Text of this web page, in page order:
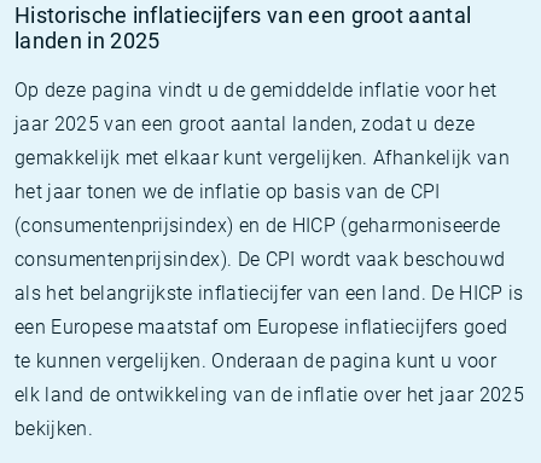
Historische inflatiecijfers van een groot aantal
landen in 2025
Op deze pagina vindt u de gemiddelde inflatie voor het
jaar 2025 van een groot aantal landen, zodat u deze
gemakkelijk met elkaar kunt vergelijken. Afhankelijk van
het jaar tonen we de inflatie op basis van de CPI
(consumentenprijsindex) en de HICP (geharmoniseerde
consumentenprijsindex). De CPI wordt vaak beschouwd
als het belangrijkste inflatiecijfer van een land. De HICP is
een Europese maatstaf om Europese inflatiecijfers goed
te kunnen vergelijken. Onderaan de pagina kunt u voor
elk land de ontwikkeling van de inflatie over het jaar 2025
bekijken.